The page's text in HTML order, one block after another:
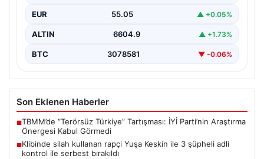
EUR 55.05 ▲ +0.05%
ALTIN 6604.9 ▲ +1.73%
BTC 3078581 ▼ -0.06%
Son Eklenen Haberler
■TBMM’de “Terörsüz Türkiye” Tartışması: İYİ Parti’nin Araştırma
Önergesi Kabul Görmedi
■Klibinde silah kullanan rapçi Yuşa Keskin ile 3 şüpheli adli
kontrol ile serbest bırakıldı